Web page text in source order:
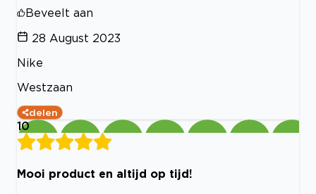
Beveelt aan
28 August 2023
Nike
Westzaan
delen
10
Mooi product en altijd op tijd!